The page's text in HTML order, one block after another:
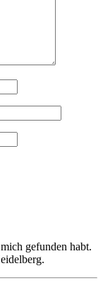
gefunden habt.